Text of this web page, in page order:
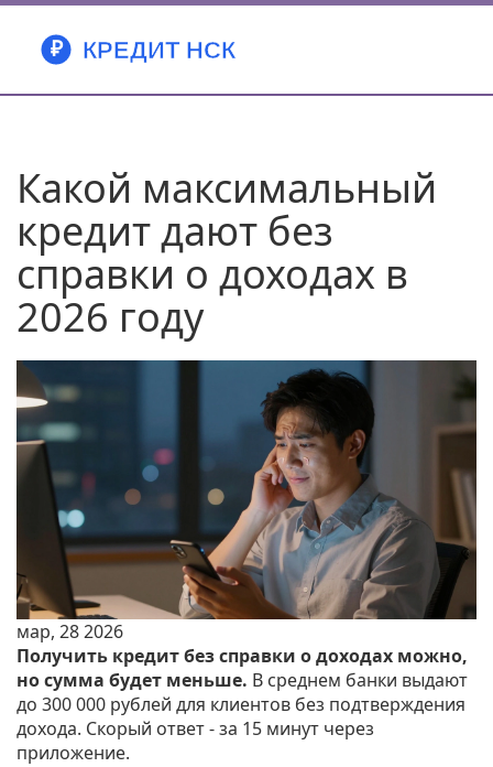
Какой максимальный
кредит дают без
справки о доходах в
2026 году
мар, 28 2026
Получить кредит без справки о доходах можно,
но сумма будет меньше. В среднем банки выдают
до 300 000 рублей для клиентов без подтверждения
дохода. Скорый ответ - за 15 минут через
приложение.